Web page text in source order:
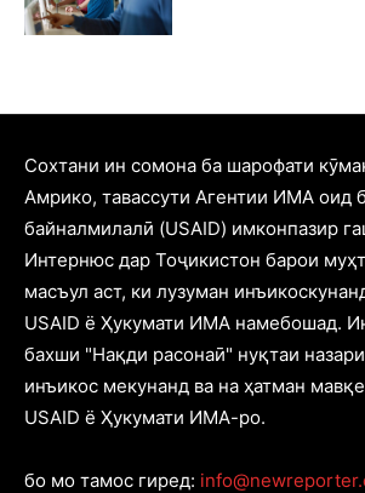
Cохтани ин сомона ба шарофати
Амрико, тавассути Агентии ИМА оид
байналмилалӣ (USAID) имконпазир
Интернюс дар Тоҷикистон барои
масъул аст, ки лузуман
USAID ё Ҳукумати ИМА намебошад.
бахши "Нақди расонаӣ" нуқтаи
инъикос мекунанд ва на ҳатман
USAID ё Ҳукумати ИМА-ро.
бо мо тамос гиред: